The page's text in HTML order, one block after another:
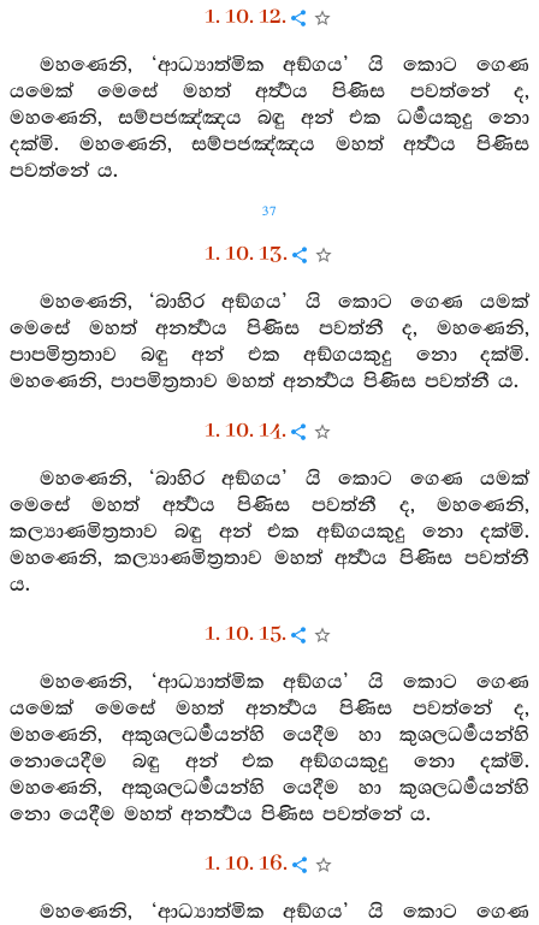
1. 10. 12.
මහණෙනි, ‘ආධ්‍යාත්මික අඞ්ගය’ යි කොට ගෙණ
යමෙක් මෙසේ මහත් අර්‍ත්‍ථය පිණිස පවත්නේ ද,
මහණෙනි, සම්පජඤ්ඤය බඳු අන් එක ධර්‍මයකුදු නො
දක්මි. මහණෙනි, සම්පජඤ්ඤය මහත් අර්‍ත්‍ථය පිණිස
පවත්නේ ය.
37
1. 10. 13.
මහණෙනි, ‘බාහිර අඞ්ගය’ යි කොට ගෙණ යමක්
මෙසේ මහත් අනර්‍ත්‍ථය පිණිස පවත්නී ද, මහණෙනි,
පාපමිත්‍රතාව බඳු අන් එක අඞ්ගයකුදු නො දක්මි.
මහණෙනි, පාපමිත්‍රතාව මහත් අනර්‍ත්‍ථය පිණිස පවත්නී ය.
1. 10. 14.
මහණෙනි, ‘බාහිර අඞ්ගය’ යි කොට ගෙණ යමක්
මෙසේ මහත් අර්‍ත්‍ථය පිණිස පවත්නී ද, මහණෙනි,
කල්‍යාණමිත්‍රතාව බඳු අන් එක අඞ්ගයකුදු නො දක්මි.
මහණෙනි, කල්‍යාණමිත්‍රතාව මහත් අර්‍ත්‍ථය පිණිස පවත්නී
ය.
1. 10. 15.
මහණෙනි, ‘ආධ්‍යාත්මික අඞ්ගය’ යි කොට ගෙණ
යමෙක් මෙසේ මහත් අනර්‍ත්‍ථය පිණිස පවත්නේ ද,
මහණෙනි, අකුශලධර්‍මයන්හි යෙදීම හා කුශලධර්‍මයන්හි
නොයෙදීම බඳු අන් එක අඞ්ගයකුදු නො දක්මි.
මහණෙනි, අකුශලධර්‍මයන්හි යෙදීම හා කුශලධර්‍මයන්හි
නො යෙදීම මහත් අනර්‍ත්‍ථය පිණිස පවත්නේ ය.
1. 10. 16.
මහණෙනි, ‘ආධ්‍යාත්මික අඞ්ගය’ යි කොට ගෙණ